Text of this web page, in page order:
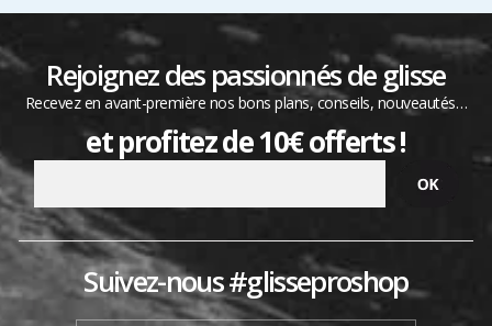
Rejoignez des passionnés de glisse
Recevez en avant-première nos bons plans, conseils, nouveautés…
et profitez de 10€ offerts !
Suivez-nous #glisseproshop